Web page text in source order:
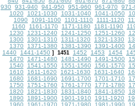
930
931-940 941-950 951-960 961-970 971-
1020
1021-1030 1031-1040 1041-1050
1090
1091-1100 1101-1110 1111-1120
1160
1161-1170 1171-1180 1181-1190
1230
1231-1240 1241-1250 1251-1260
1300
1301-1310 1311-1320 1321-1330
1370
1371-1380 1381-1390 1391-1400
1440
1441-1450 ] 1451 1452 1453 1454
1470
1471-1480 1481-1490 1491-1500
1540
1541-1550 1551-1560 1561-1570
1610
1611-1620 1621-1630 1631-1640
1680
1681-1690 1691-1700 1701-1710
1750
1751-1760 1761-1770 1771-1780
1820
1821-1830 1831-1840 1841-1850
1890
1891-1900 1901-1910 1911-1920
1960
1961-1970 1971-1980 1981-1990